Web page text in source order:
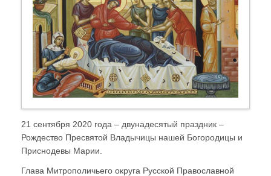
21 сентября 2020 года – двунадесятый праздник –
Рождество Пресвятой Владычицы нашей Богородицы и
Приснодевы Марии.
Глава Митрополичьего округа Русской Православной